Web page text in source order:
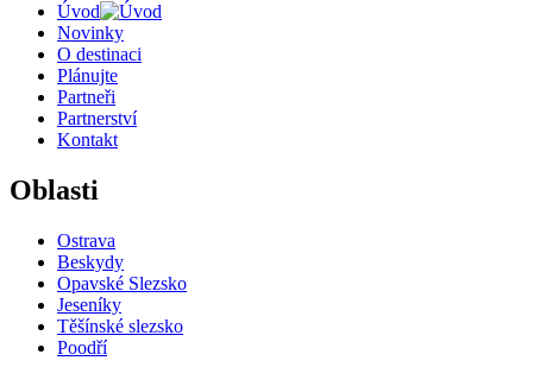
Úvod
Novinky
O destinaci
Plánujte
Partneři
Partnerství
Kontakt
Oblasti
Ostrava
Beskydy
Opavské Slezsko
Jeseníky
Těšínské slezsko
Poodří